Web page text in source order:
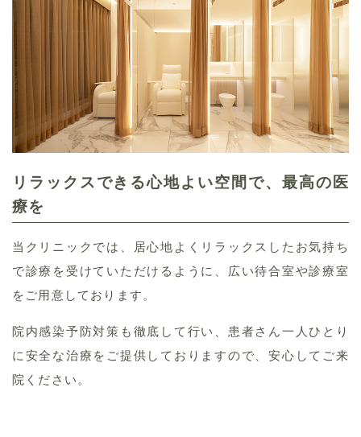
リラックスできる心地よい空間で、 最高の医
療を
当クリニックでは、居心地よくリラックスしたお気持ち
で診療を受けていただけるように、広い待合室や診療室
をご用意しております。
院内感染予防対策も徹底して行い、患者さん一人ひとり
に安全な治療をご提供しておりますので、安心してご来
院ください。